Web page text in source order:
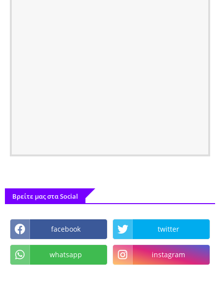
Βρείτε μας στα Social
facebook twitter
whatsapp instagram